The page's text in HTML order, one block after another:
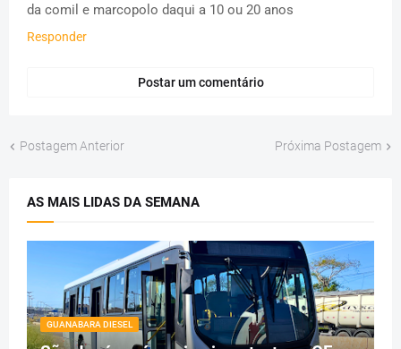
da comil e marcopolo daqui a 10 ou 20 anos
Responder
Postar um comentário
Postagem Anterior Próxima Postagem
AS MAIS LIDAS DA SEMANA
GUANABARA DIESEL